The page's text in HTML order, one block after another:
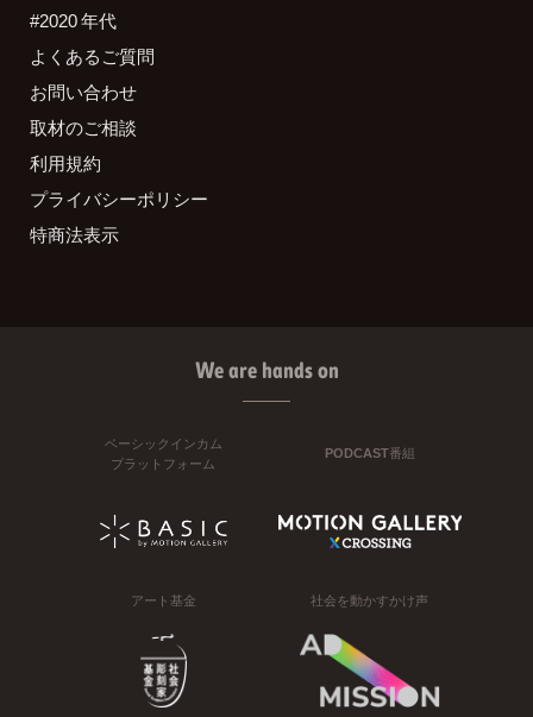
#2020 年代
よくあるご質問
お問い合わせ
取材のご相談
利用規約
プライバシーポリシー
特商法表示
We are hands on
ベーシックインカム
プラットフォーム
PODCAST番組
アート基金 社会を動かすかけ声